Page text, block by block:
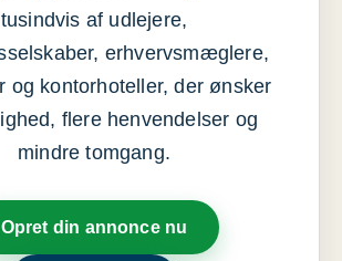
tusindvis af udlejere,
erhvervsmæglere,
og kontorhoteller, der ønsker
flere henvendelser og
mindre tomgang.
Opret din annonce nu